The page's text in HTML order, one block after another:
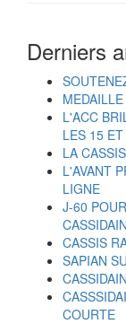
Derniers
L'ACC
LES 15
LA
L'AVANT
LIGNE
J-60
CASSIS
SAPIAN
COURTE